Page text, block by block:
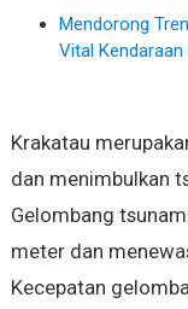
Mendorong
Vital
Krakatau
dan menimbulkan
Gelombang
meter dan
Kecepatan